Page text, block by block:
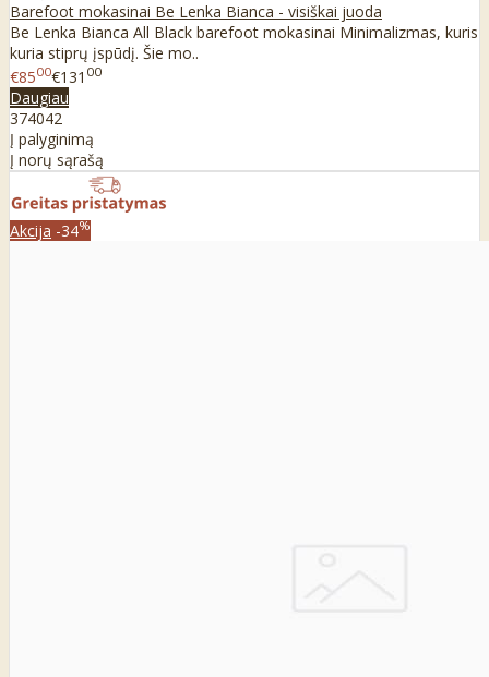
Barefoot mokasinai Be Lenka Bianca - visiškai juoda
Be Lenka Bianca All Black barefoot mokasinai Minimalizmas, kuris
kuria stiprų įspūdį. Šie mo..
€8500€131 00
Daugiau
374042
Į palyginimą
Į norų sąrašą
Akcija -34%